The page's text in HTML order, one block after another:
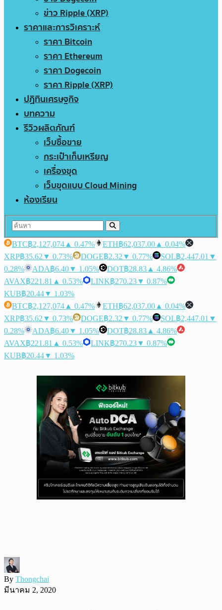
ข่าว Ripple (XRP)
ราคาและการวิเคราะห์
ราคา Bitcoin
ราคา Ethereum
ราคา Dogecoin
ราคา Ripple (XRP)
ปฏิทินเศรษฐกิจ
บทความ
รีวิวผลิตภัณฑ์
เว็บซื้อขาย
กระเป๋าเก็บเหรียญ
เครื่องขุด
เว็บขุดแบบ Cloud Mining
ห้องเรียน
BTC฿2,127,074 ▲ 0.47% ETH฿62,037.00 ▲ 0.04%
XRP฿35.62 ▼ 0.73% DOGE฿2.32 ▼ 0.77% SOL฿2,447.01 ▼
0.28%
ADA฿6.40▼ 1.05% DOT฿28.83 ▲ 4.86%
AVAX฿221.81 ▲ 0.53% LINK฿270.23▼ 0.87%
KUB฿20.44▼ 1.03%
BTC฿2,127,074 ▲ 0.47% ETH฿62,037.00 ▲ 0.04%
XRP฿35.62 ▼ 0.73% DOGE฿2.32 ▼ 0.77% SOL฿2,447.01 ▼
0.28%
ADA฿6.40▼ 1.05% DOT฿28.83 ▲ 4.86%
AVAX฿221.81 ▲ 0.53% LINK฿270.23▼ 0.87%
KUB฿20.44▼ 1.03%
By Thongchai
มีนาคม 2, 2020